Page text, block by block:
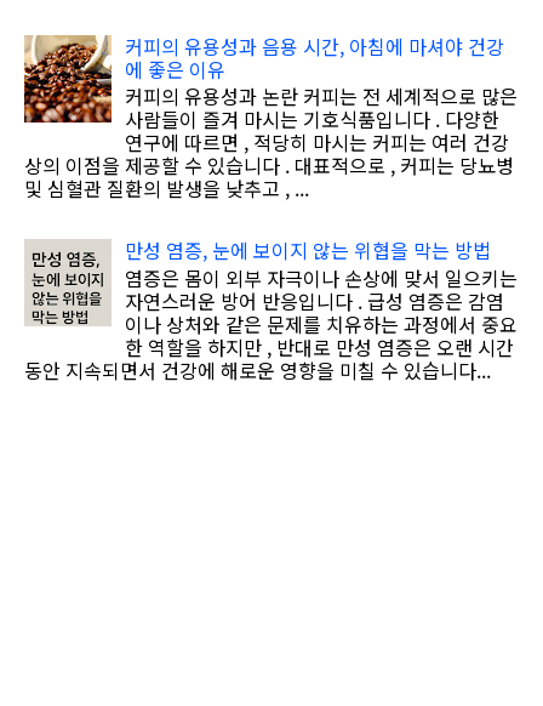
커피의 유용성과 음용 시간, 아침에 마셔야 건강
에 좋은 이유
커피의 유용성과 논란 커피는 전 세계적으로 많은
사람들이 즐겨 마시는 기호식품입니다 . 다양한
연구에 따르면 , 적당히 마시는 커피는 여러 건강
상의 이점을 제공할 수 있습니다 . 대표적으로 , 커피는 당뇨병
및 심혈관 질환의 발생을 낮추고 , ...
만성 염증, 눈에 보이지 않는 위협을 막는 방법
염증은 몸이 외부 자극이나 손상에 맞서 일으키는
자연스러운 방어 반응입니다 . 급성 염증은 감염
이나 상처와 같은 문제를 치유하는 과정에서 중요
한 역할을 하지만 , 반대로 만성 염증은 오랜 시간
동안 지속되면서 건강에 해로운 영향을 미칠 수 있습니다...